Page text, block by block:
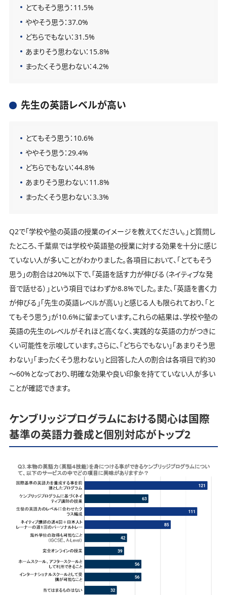
とてもそう思う：11.5%
ややそう思う：37.0%
どちらでもない：31.5%
あまりそう思わない：15.8%
まったくそう思わない：4.2%
先生の英語レベルが高い
とてもそう思う：10.6%
ややそう思う：29.4%
どちらでもない：44.8%
あまりそう思わない：11.8%
まったくそう思わない：3.3%
Q2で「学校や塾の英語の授業のイメージを教えてください。」と質問し
たところ、千葉県では学校や英語塾の授業に対する効果を十分に感じ
ていない人が多いことがわかりました。各項目において、「とてもそう
思う」の割合は20%以下で、「英語を話す力が伸びる（ネイティブな発
音で話せる）」という項目ではわずか8.8%でした。また、「英語を書く力
が伸びる」「先生の英語レベルが高い」と感じる人も限られており、「と
てもそう思う」が10.6%に留まっています。これらの結果は、学校や塾の
英語の先生のレベルがそれほど高くなく、実践的な英語の力がつきに
くい可能性を示唆しています。さらに、「どちらでもない」「あまりそう思
わない」「まったくそう思わない」と回答した人の割合は各項目で約30
～60%となっており、明確な効果や良い印象を持てていない人が多い
ことが確認できます。
ケンブリッジプログラムにおける関心は国際
基準の英語力養成と個別対応がトップ2